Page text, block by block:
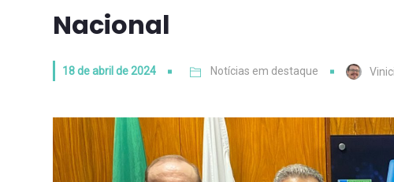
Nacional
18 de abril de 2024 Notícias em destaque